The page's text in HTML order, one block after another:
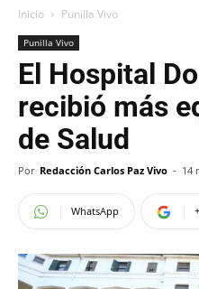
Inicio Punilla Vivo
Punilla Vivo
El Hospital
recibió más
de Salud
Por Redacción Carlos Paz Vivo - 14
WhatsApp